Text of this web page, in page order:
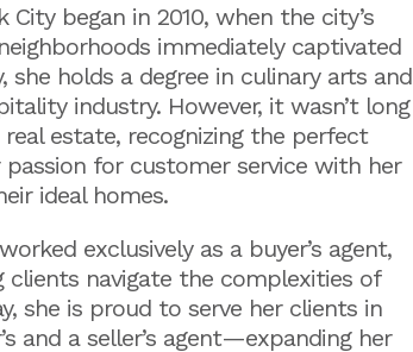
City began in 2010, when the city’s
immediately captivated
she holds a degree in culinary arts and
industry. However, it wasn’t long
estate, recognizing the perfect
for customer service with her
ideal homes.
exclusively as a buyer’s agent,
clients navigate the complexities of
she is proud to serve her clients in
and a seller’s agent—expanding her